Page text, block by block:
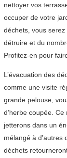
nettoyer vos
occuper de votre
déchets, vous
détruire et du
Profitez-en pour
L’évacuation des
comme une visite
grande pelouse,
d’herbe coupée.
jetterons dans un
mélangé à d’autres
déchets